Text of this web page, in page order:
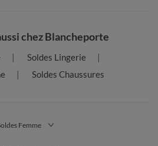
chez Blancheporte
Soldes Lingerie
Soldes Chaussures
Femme